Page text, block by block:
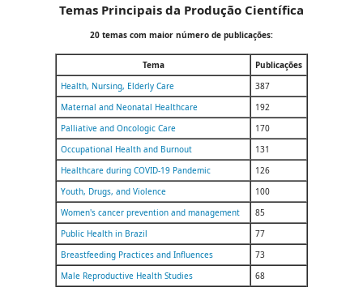
Temas Principais da Produção Científica
20 temas com maior número de publicações:
Tema
Publicações
Health, Nursing, Elderly Care
387
Maternal and Neonatal Healthcare
192
Palliative and Oncologic Care
170
Occupational Health and Burnout
131
Healthcare during COVID-19 Pandemic
126
Youth, Drugs, and Violence
100
Women's cancer prevention and management
85
Public Health in Brazil
77
Breastfeeding Practices and Influences
73
Male Reproductive Health Studies
68